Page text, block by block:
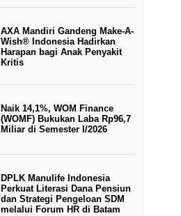
AXA Mandiri Gandeng Make-A-
Wish® Indonesia Hadirkan
Harapan bagi Anak Penyakit
Kritis
Naik 14,1%, WOM Finance
(WOMF) Bukukan Laba Rp96,7
Miliar di Semester I/2026
DPLK Manulife Indonesia
Perkuat Literasi Dana Pensiun
dan Strategi Pengeloan SDM
melalui Forum HR di Batam